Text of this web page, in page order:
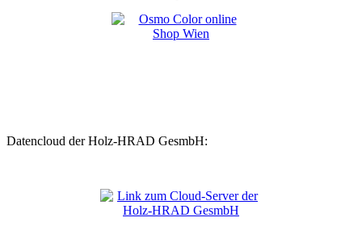
Datencloud der Holz-HRAD GesmbH: